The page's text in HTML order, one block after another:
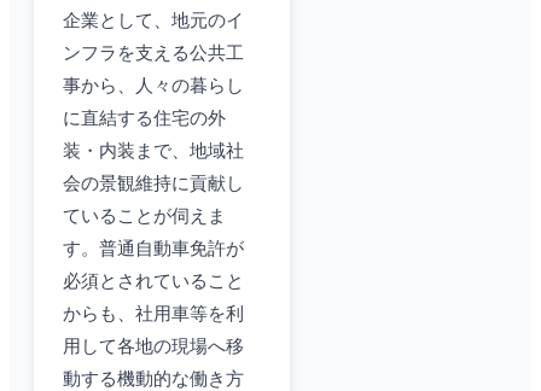
企業として、地元のイ
ンフラを支える公共工
事から、人々の暮らし
に直結する住宅の外
装・内装まで、地域社
会の景観維持に貢献し
ていることが伺えま
す。普通自動車免許が
必須とされていること
からも、社用車等を利
用して各地の現場へ移
動する機動的な働き方